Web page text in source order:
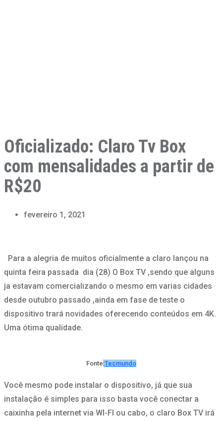
Oficializado: Claro Tv Box
com mensalidades a partir de
R$20
fevereiro 1, 2021
Para a alegria de muitos oficialmente a claro lançou na
quinta feira passada dia (28) O Box TV ,sendo que alguns
ja estavam comercializando o mesmo em varias cidades
desde outubro passado ,ainda em fase de teste o
dispositivo trará novidades oferecendo conteúdos em 4K.
Uma ótima qualidade.
Fonte:Tecmundo
Você mesmo pode instalar o dispositivo, já que sua
instalação é simples para isso basta você conectar a
caixinha pela internet via WI-FI ou cabo, o claro Box TV irá